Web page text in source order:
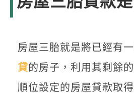
房屋三胎就是將已經有
貸的房子，利用其剩餘
順位設定的房屋貸款取